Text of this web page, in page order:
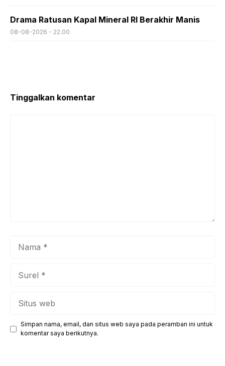
Drama Ratusan Kapal Mineral RI Berakhir Manis
08-08-2026 - 22.00
Tinggalkan komentar
Simpan nama, email, dan situs web saya pada peramban ini untuk
komentar saya berikutnya.